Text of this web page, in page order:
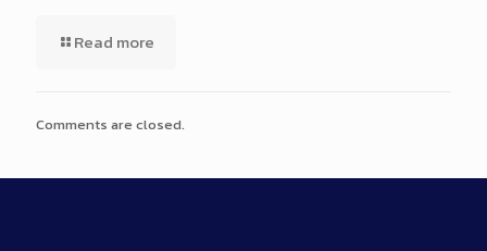
Read more
Comments are closed.